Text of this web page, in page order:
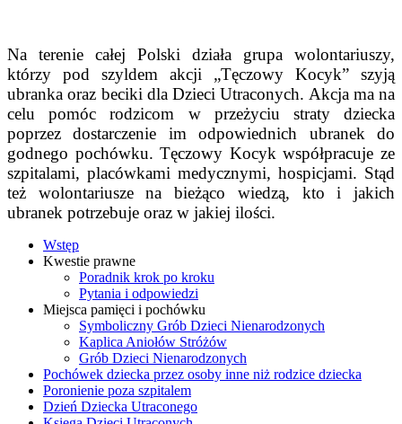
Na terenie całej Polski działa grupa wolontariuszy,
którzy pod szyldem akcji „Tęczowy Kocyk” szyją
ubranka oraz beciki dla Dzieci Utraconych. Akcja ma na
celu pomóc rodzicom w przeżyciu straty dziecka
poprzez dostarczenie im odpowiednich ubranek do
godnego pochówku. Tęczowy Kocyk współpracuje ze
szpitalami, placówkami medycznymi, hospicjami. Stąd
też wolontariusze na bieżąco wiedzą, kto i jakich
ubranek potrzebuje oraz w jakiej ilości.
Wstęp
Kwestie prawne
Poradnik krok po kroku
Pytania i odpowiedzi
Miejsca pamięci i pochówku
Symboliczny Grób Dzieci Nienarodzonych
Kaplica Aniołów Stróżów
Grób Dzieci Nienarodzonych
Pochówek dziecka przez osoby inne niż rodzice dziecka
Poronienie poza szpitalem
Dzień Dziecka Utraconego